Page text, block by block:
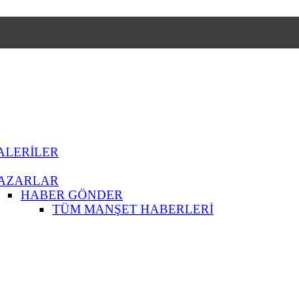
HABER GÖNDER
TÜM MANŞET HABERLERİ